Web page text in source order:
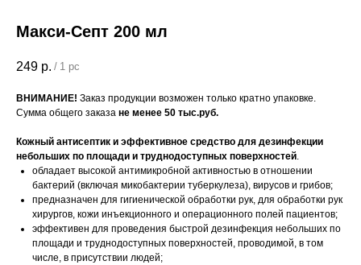
Макси-Септ 200 мл
249 р. / 1 pc
ВНИМАНИЕ! Заказ продукции возможен только кратно упаковке.
Сумма общего заказа не менее 50 тыс.руб.
Кожный антисептик и эффективное средство для дезинфекции
небольших по площади и труднодоступных поверхностей.
обладает высокой антимикробной активностью в отношении
бактерий (включая микобактерии туберкулеза), вирусов и грибов;
предназначен для гигиенической обработки рук, для обработки рук
хирургов, кожи инъекционного и операционного полей пациентов;
эффективен для проведения быстрой дезинфекция небольших по
площади и труднодоступных поверхностей, проводимой, в том
числе, в присутствии людей;